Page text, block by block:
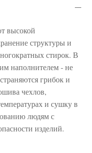
высокой
структуры и
стирок. В
наполнителем - не
грибок и
чехлов,
и сушку в
людям с
изделий.